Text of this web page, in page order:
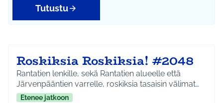
Tutustu
Roskiksia Roskiksia! #2048
Rantatien lenkille, sekä Rantatien alueelle että
Järvenpääntien varrelle, roskiksia tasaisin välimat…
Etenee jatkoon